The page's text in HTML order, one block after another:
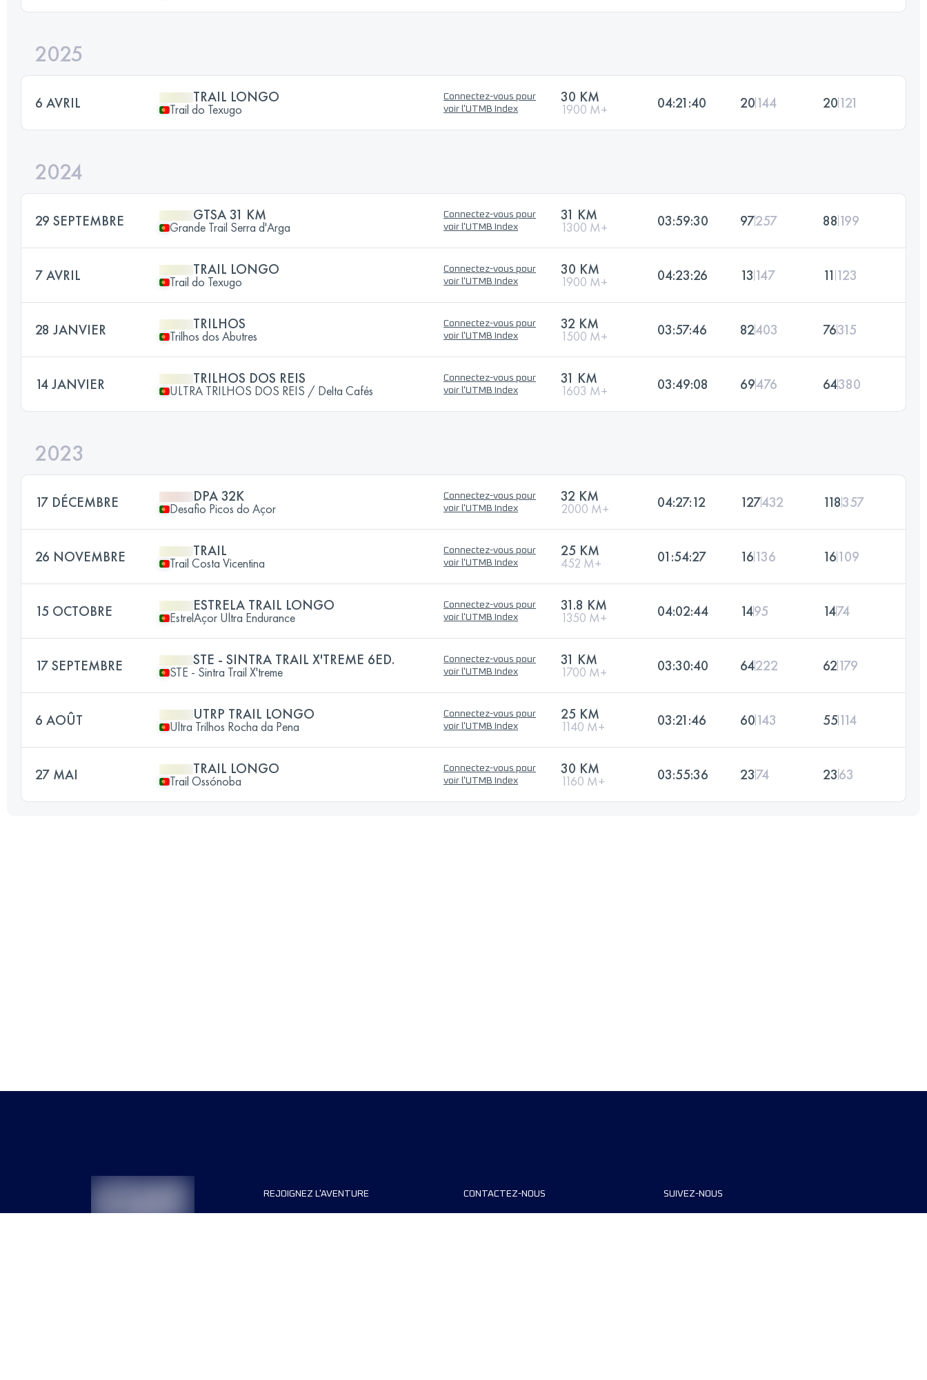
2025
6 AVRIL TRAIL LONGO
Trail do Texugo
Connectez-vous pour
voir l'UTMB Index
30 KM
1900 M+ 04:21:40 20144 20121
2024
29 SEPTEMBRE GTSA 31 KM
Grande Trail Serra d'Arga
Connectez-vous pour
voir l'UTMB Index
31 KM
1300 M+ 03:59:30 97257 88 199
7 AVRIL TRAIL LONGO
Trail do Texugo
Connectez-vous pour
voir l'UTMB Index
30 KM
1900 M+ 04:23:26 13 147 11 123
28 JANVIER TRILHOS
Trilhos dos Abutres
Connectez-vous pour
voir l'UTMB Index
32 KM
1500 M+ 03:57:46 82403 76315
14 JANVIER TRILHOS DOS REIS
ULTRA TRILHOS DOS REIS / Delta Cafés
Connectez-vous pour
voir l'UTMB Index
31 KM
1603 M+ 03:49:08 69476 64380
2023
17 DÉCEMBRE DPA 32K
Desafio Picos do Açor
Connectez-vous pour
voir l'UTMB Index
32 KM
2000 M+ 04:27:12 127432 118357
26 NOVEMBRE TRAIL
Trail Costa Vicentina
Connectez-vous pour
voir l'UTMB Index
25 KM
452 M+ 01:54:27 16136 16109
15 OCTOBRE ESTRELA TRAIL LONGO
EstrelAçor Ultra Endurance
Connectez-vous pour
voir l'UTMB Index
31.8 KM
1350 M+ 04:02:44 1495 1474
17 SEPTEMBRE STE - SINTRA TRAIL X'TREME 6ED.
STE - Sintra Trail X'treme
Connectez-vous pour
voir l'UTMB Index
31 KM
1700 M+ 03:30:40 64222 62179
6 AOÛT UTRP TRAIL LONGO
Ultra Trilhos Rocha da Pena
Connectez-vous pour
voir l'UTMB Index
25 KM
1140 M+ 03:21:46 60143 55114
27 MAI TRAIL LONGO
Trail Ossónoba
Connectez-vous pour
voir l'UTMB Index
30 KM
1160 M+ 03:55:36 2374 2363
REJOIGNEZ L'AVENTURE CONTACTEZ-NOUS SUIVEZ-NOUS